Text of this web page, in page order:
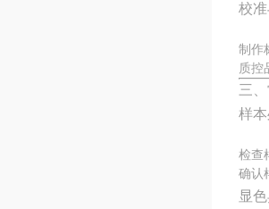
校
制作
质控
三
样
检查
确认
显